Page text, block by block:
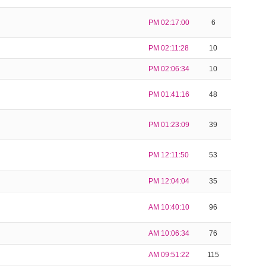
PM 02:17:00 6
PM 02:11:28 10
PM 02:06:34 10
PM 01:41:16 48
PM 01:23:09 39
PM 12:11:50 53
PM 12:04:04 35
AM 10:40:10 96
AM 10:06:34 76
AM 09:51:22 115